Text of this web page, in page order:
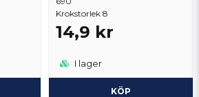
Krokstorlek 8
14,9 kr
I lager
KÖP